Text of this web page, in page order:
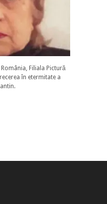
Filiala Pictură
în etermitate a